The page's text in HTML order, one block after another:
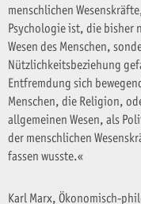
menschlichen
Psychologie ist, die bisher
Wesen des Menschen,
Nützlichkeitsbeziehung
Entfremdung sich
Menschen, die Religion,
allgemeinen Wesen, als
der menschlichen
fassen wusste.«
Karl Marx, Ökonomisch-